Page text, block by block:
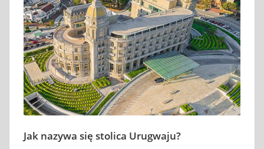
Jak nazywa się stolica Urugwaju?